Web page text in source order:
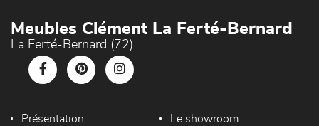
Meubles Clément La Ferté-Bernard
La Ferté-Bernard (72)
Présentation Le showroom